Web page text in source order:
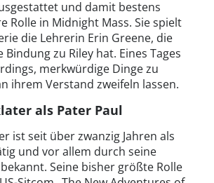
und damit bestens
Rolle in Midnight Mass. Sie spielt
die Lehrerin Erin Greene, die
zu Riley hat. Eines Tages
merkwürdige Dinge zu
ihrem Verstand zweifeln lassen.
als Pater Paul
ist seit über zwanzig Jahren als
und vor allem durch seine
Seine bisher größte Rolle